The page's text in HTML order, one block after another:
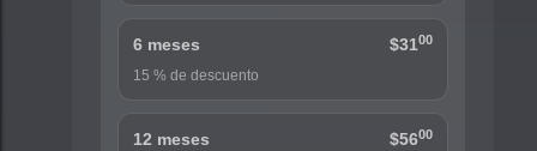
6 meses $3100
15 % de descuento
12 meses $5600